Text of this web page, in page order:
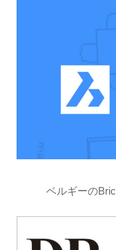
ベルギーの